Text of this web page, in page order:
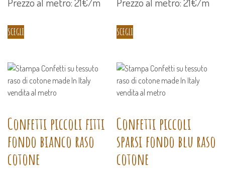
Prezzo al metro: 21€/m
SCEGLI
Prezzo al metro: 21€/m
SCEGLI
Confetti piccoli fitti
fondo bianco raso
cotone
Confetti piccoli
sparsi fondo blu raso
cotone